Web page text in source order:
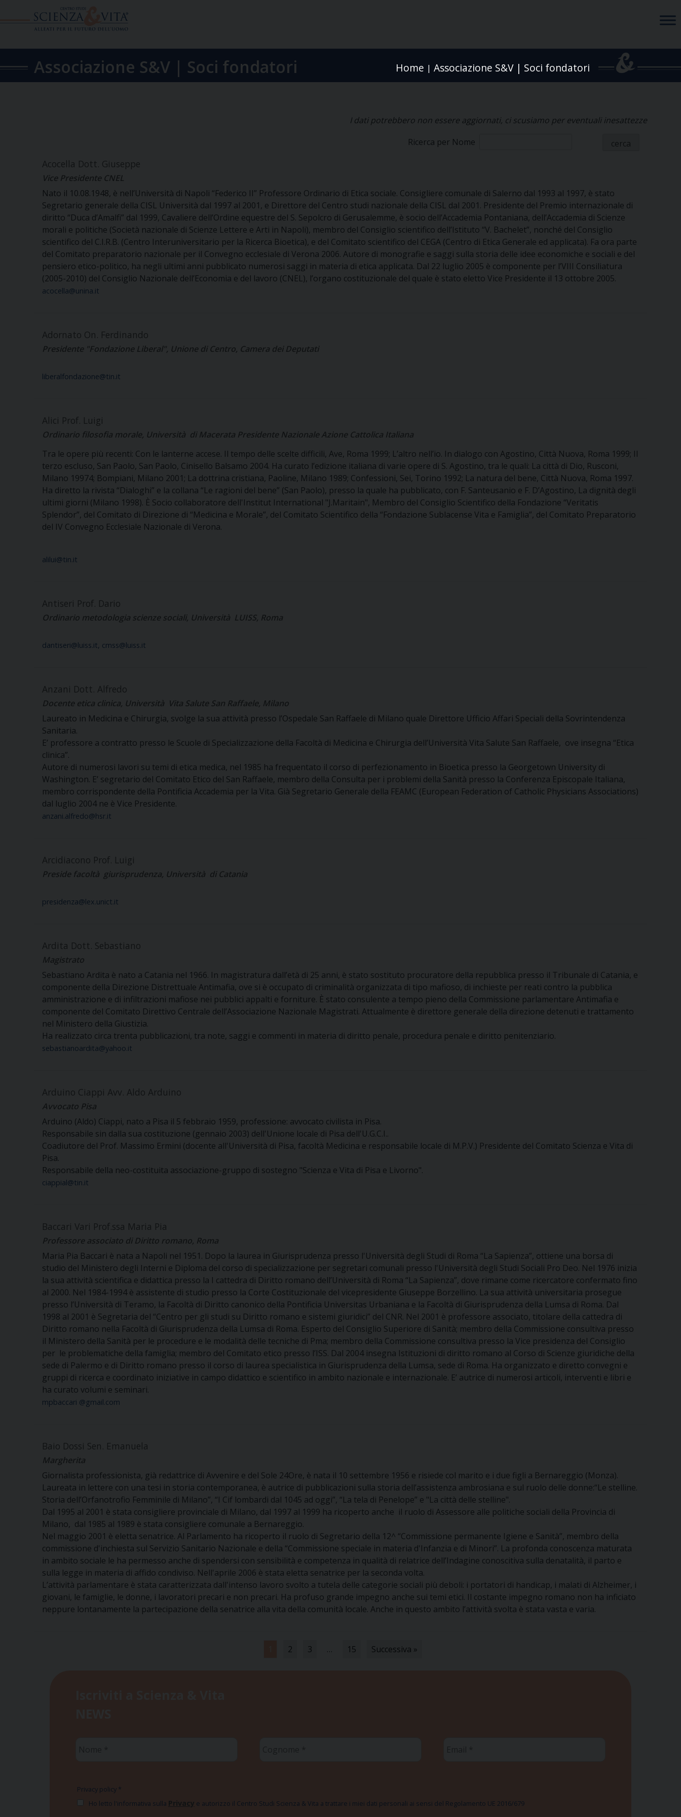
Home | Associazione S&V | Soci fondatori
Associazione S&V | Soci fondatori
I dati potrebbero non essere aggiornati, ci scusiamo per eventuali inesattezze
Ricerca per Nome
Acocella Dott. Giuseppe
Vice Presidente CNEL
Nato il 10.08.1948, è nell’Università di Napoli “Federico II” Professore Ordinario di Etica sociale. Consigliere comunale di Salerno dal 1993 al 1997, è stato
Segretario generale della CISL Università dal 1997 al 2001, e Direttore del Centro studi nazionale della CISL dal 2001. Presidente del Premio internazionale di
diritto “Duca d’Amalfi” dal 1999, Cavaliere dell’Ordine equestre del S. Sepolcro di Gerusalemme, è socio dell’Accademia Pontaniana, dell’Accademia di Scienze
morali e politiche (Società nazionale di Scienze Lettere e Arti in Napoli), membro del Consiglio scientifico dell’Istituto “V. Bachelet”, nonché del Consiglio
scientifico del C.I.R.B. (Centro Interuniversitario per la Ricerca Bioetica), e del Comitato scientifico del CEGA (Centro di Etica Generale ed applicata). Fa ora parte
del Comitato preparatorio nazionale per il Convegno ecclesiale di Verona 2006. Autore di monografie e saggi sulla storia delle idee economiche e sociali e del
pensiero etico-politico, ha negli ultimi anni pubblicato numerosi saggi in materia di etica applicata. Dal 22 luglio 2005 è componente per l’VIII Consiliatura
(2005-2010) del Consiglio Nazionale dell’Economia e del lavoro (CNEL), l’organo costituzionale del quale è stato eletto Vice Presidente il 13 ottobre 2005.
acocella@unina.it
Adornato On. Ferdinando
Presidente "Fondazione Liberal", Unione di Centro, Camera dei Deputati
liberalfondazione@tin.it
Alici Prof. Luigi
Ordinario filosofia morale, Università di Macerata Presidente Nazionale Azione Cattolica Italiana
Tra le opere più recenti: Con le lanterne accese. Il tempo delle scelte difficili, Ave, Roma 1999; L’altro nell’io. In dialogo con Agostino, Città Nuova, Roma 1999; Il
terzo escluso, San Paolo, San Paolo, Cinisello Balsamo 2004. Ha curato l’edizione italiana di varie opere di S. Agostino, tra le quali: La città di Dio, Rusconi,
Milano 19974; Bompiani, Milano 2001; La dottrina cristiana, Paoline, Milano 1989; Confessioni, Sei, Torino 1992; La natura del bene, Città Nuova, Roma 1997.
Ha diretto la rivista “Dialoghi” e la collana “Le ragioni del bene” (San Paolo), presso la quale ha pubblicato, con F. Santeusanio e F. D’Agostino, La dignità degli
ultimi giorni (Milano 1998). È Socio collaboratore dell'Institut International "J.Maritain", Membro del Consiglio Scientifico della Fondazione “Veritatis
Splendor”, del Comitato di Direzione di “Medicina e Morale”, del Comitato Scientifico della “Fondazione Sublacense Vita e Famiglia”, del Comitato Preparatorio
del IV Convegno Ecclesiale Nazionale di Verona.
alilui@tin.it
Antiseri Prof. Dario
Ordinario metodologia scienze sociali, Università LUISS, Roma
dantiseri@luiss.it, cmss@luiss.it
Anzani Dott. Alfredo
Docente etica clinica, Università Vita Salute San Raffaele, Milano
Laureato in Medicina e Chirurgia, svolge la sua attività presso l’Ospedale San Raffaele di Milano quale Direttore Ufficio Affari Speciali della Sovrintendenza
Sanitaria.
E’ professore a contratto presso le Scuole di Specializzazione della Facoltà di Medicina e Chirurgia dell’Università Vita Salute San Raffaele, ove insegna “Etica
clinica”.
Autore di numerosi lavori su temi di etica medica, nel 1985 ha frequentato il corso di perfezionamento in Bioetica presso la Georgetown University di
Washington. E’ segretario del Comitato Etico del San Raffaele, membro della Consulta per i problemi della Sanità presso la Conferenza Episcopale Italiana,
membro corrispondente della Pontificia Accademia per la Vita. Già Segretario Generale della FEAMC (European Federation of Catholic Physicians Associations)
dal luglio 2004 ne è Vice Presidente.
anzani.alfredo@hsr.it
Arcidiacono Prof. Luigi
Preside facoltà giurisprudenza, Università di Catania
presidenza@lex.unict.it
Ardita Dott. Sebastiano
Magistrato
Sebastiano Ardita è nato a Catania nel 1966. In magistratura dall’età di 25 anni, è stato sostituto procuratore della repubblica presso il Tribunale di Catania, e
componente della Direzione Distrettuale Antimafia, ove si è occupato di criminalità organizzata di tipo mafioso, di inchieste per reati contro la pubblica
amministrazione e di infiltrazioni mafiose nei pubblici appalti e forniture. È stato consulente a tempo pieno della Commissione parlamentare Antimafia e
componente del Comitato Direttivo Centrale dell’Associazione Nazionale Magistrati. Attualmente è direttore generale della direzione detenuti e trattamento
nel Ministero della Giustizia.
Ha realizzato circa trenta pubblicazioni, tra note, saggi e commenti in materia di diritto penale, procedura penale e diritto penitenziario.
sebastianoardita@yahoo.it
Arduino Ciappi Avv. Aldo Arduino
Avvocato Pisa
Arduino (Aldo) Ciappi, nato a Pisa il 5 febbraio 1959, professione: avvocato civilista in Pisa.
Responsabile sin dalla sua costituzione (gennaio 2003) dell'Unione locale di Pisa dell'U.G.C.I..
Coadiutore del Prof. Massimo Ermini (docente all'Università di Pisa, facoltà Medicina e responsabile locale di M.P.V.) Presidente del Comitato Scienza e Vita di
Pisa.
Responsabile della neo-costituita associazione-gruppo di sostegno "Scienza e Vita di Pisa e Livorno".
ciappial@tin.it
Baccari Vari Prof.ssa Maria Pia
Professore associato di Diritto romano, Roma
Maria Pia Baccari è nata a Napoli nel 1951. Dopo la laurea in Giurisprudenza presso l'Università degli Studi di Roma “La Sapienza”, ottiene una borsa di
studio del Ministero degli Interni e Diploma del corso di specializzazione per segretari comunali presso l'Università degli Studi Sociali Pro Deo. Nel 1976 inizia
la sua attività scientifica e didattica presso la I cattedra di Diritto romano dell’Università di Roma “La Sapienza”, dove rimane come ricercatore confermato fino
al 2000. Nel 1984-1994 è assistente di studio presso la Corte Costituzionale del vicepresidente Giuseppe Borzellino. La sua attività universitaria prosegue
presso l’Università di Teramo, la Facoltà di Diritto canonico della Pontificia Universitas Urbaniana e la Facoltà di Giurisprudenza della Lumsa di Roma. Dal
1998 al 2001 è Segretaria del “Centro per gli studi su Diritto romano e sistemi giuridici” del CNR. Nel 2001 è professore associato, titolare della cattedra di
Diritto romano nella Facoltà di Giurisprudenza della Lumsa di Roma. Esperto del Consiglio Superiore di Sanità; membro della Commissione consultiva presso
il Ministero della Sanità per le procedure e le modalità delle tecniche di Pma; membro della Commissione consultiva presso la Vice presidenza del Consiglio
per le problematiche della famiglia; membro del Comitato etico presso l’ISS. Dal 2004 insegna Istituzioni di diritto romano al Corso di Scienze giuridiche della
sede di Palermo e di Diritto romano presso il corso di laurea specialistica in Giurisprudenza della Lumsa, sede di Roma. Ha organizzato e diretto convegni e
gruppi di ricerca e coordinato iniziative in campo didattico e scientifico in ambito nazionale e internazionale. E’ autrice di numerosi articoli, interventi e libri e
ha curato volumi e seminari.
mpbaccari @gmail.com
Baio Dossi Sen. Emanuela
Margherita
Giornalista professionista, già redattrice di Avvenire e del Sole 24Ore, è nata il 10 settembre 1956 e risiede col marito e i due figli a Bernareggio (Monza).
Laureata in lettere con una tesi in storia contemporanea, è autrice di pubblicazioni sulla storia dell’assistenza ambrosiana e sul ruolo delle donne:“Le stelline.
Storia dell’Orfanotrofio Femminile di Milano”, “I Cif lombardi dal 1045 ad oggi”, “La tela di Penelope” e "La città delle stelline".
Dal 1995 al 2001 è stata consigliere provinciale di Milano, dal 1997 al 1999 ha ricoperto anche il ruolo di Assessore alle politiche sociali della Provincia di
Milano, dal 1985 al 1989 è stata consigliere comunale a Bernareggio.
Nel maggio 2001 è eletta senatrice. Al Parlamento ha ricoperto il ruolo di Segretario della 12^ “Commissione permanente Igiene e Sanità”, membro della
commissione d'inchiesta sul Servizio Sanitario Nazionale e della “Commissione speciale in materia d'Infanzia e di Minori”. La profonda conoscenza maturata
in ambito sociale le ha permesso anche di spendersi con sensibilità e competenza in qualità di relatrice dell’Indagine conoscitiva sulla denatalità, il parto e
sulla legge in materia di affido condiviso. Nell'aprile 2006 è stata eletta senatrice per la seconda volta.
L’attività parlamentare è stata caratterizzata dall'intenso lavoro svolto a tutela delle categorie sociali più deboli: i portatori di handicap, i malati di Alzheimer, i
giovani, le famiglie, le donne, i lavoratori precari e non precari. Ha profuso grande impegno anche sui temi etici. Il costante impegno romano non ha inficiato
neppure lontanamente la partecipazione della senatrice alla vita della comunità locale. Anche in questo ambito l’attività svolta è stata vasta e varia.
2 3 … 15 Successiva »
Privacy policy *
Ho letto l'informativa sulla Privacy e autorizzo il Centro Studi Scienza & Vita a trattare i miei dati personali ai sensi del Regolamento UE 2016/679